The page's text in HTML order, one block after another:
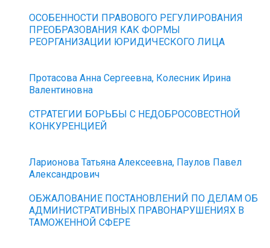
ОСОБЕННОСТИ ПРАВОВОГО РЕГУЛИРОВАНИЯ
ПРЕОБРАЗОВАНИЯ КАК ФОРМЫ
РЕОРГАНИЗАЦИИ ЮРИДИЧЕСКОГО ЛИЦА
Протасова Анна Сергеевна, Колесник Ирина
Валентиновна
СТРАТЕГИИ БОРЬБЫ С НЕДОБРОСОВЕСТНОЙ
КОНКУРЕНЦИЕЙ
Ларионова Татьяна Алексеевна, Паулов Павел
Александрович
ОБЖАЛОВАНИЕ ПОСТАНОВЛЕНИЙ ПО ДЕЛАМ ОБ
АДМИНИСТРАТИВНЫХ ПРАВОНАРУШЕНИЯХ В
ТАМОЖЕННОЙ СФЕРЕ